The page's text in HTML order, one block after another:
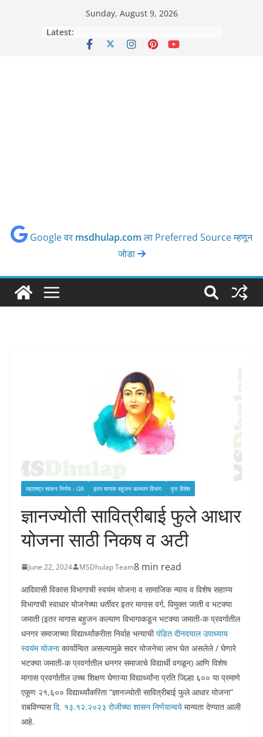
Sunday, August 9, 2026
Latest:
Google वर msdhulap.comला Preferred Source म्हणून
जोडा
महाराष्ट्र शासन निर्णय - GR इतर मागास बहुजन कल्याण विभाग वृत्त विशेष
ज्ञानज्योती सावित्रीबाई फुले आधार
योजना साठी निकष व अटी
June 22, 2024 MSDhulap Team8 min read
आदिवासी विकास विभागाची स्वयंम योजना व सामाजिक न्याय व विशेष सहाय्य
विभागाची स्वाधार योजनेच्या धर्तीवर इतर मागास वर्ग, विमुक्त जाती व भटक्या
जमाती (इतर मागास बहुजन कल्याण विभागाकडून भटक्या जमाती-क प्रवर्गातील
धनगर समाजाच्या विद्यार्थ्यांकरीता निर्वाह भत्याचीपंडित दीनदयाल उपाध्याय
स्वयंम योजनाकार्यान्वित असल्यामुळे सदर योजनेचा लाभ घेत असलेले / घेणारे
भटक्या जमाती-क प्रवर्गातील धनगर समाजाचे विद्यार्थी वगळून) आणि विशेष
मागास प्रवर्गातील उच्च शिक्षण घेणाऱ्या विद्यार्थ्यांना प्रति जिल्हा ६०० या प्रमाणे
एकूण २१,६०० विद्यार्थ्यांकरिता “ज्ञानज्योती सावित्रीबाई फुले आधार योजना”
राबविण्यासदि. १३.१२.२०२३ रोजीच्या शासन निर्णयान्वये मान्यता देण्यात आली
आहे.